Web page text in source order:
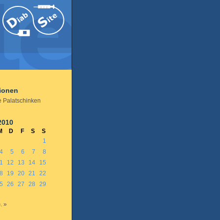
Palatschinken
D F S
S
1
4 5 6 7
8
12 13 14
15
19 20 21
22
26 27 28
29
»